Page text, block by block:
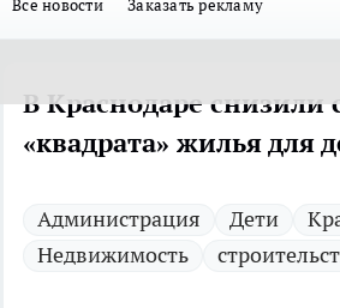
Все новости Заказать рекламу
В Краснодаре снизили
«квадрата» жилья для
Администрация Дети
Недвижимость